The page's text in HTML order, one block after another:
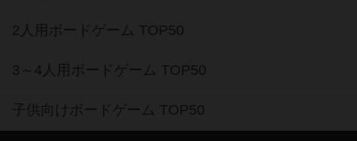
2人用ボードゲーム TOP50
3～4人用ボードゲーム TOP50
子供向けボードゲーム TOP50